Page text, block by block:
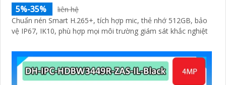
5%-35%
liên hệ
Chuẩn nén Smart H.265+, tích hợp mic, thẻ nhớ 512GB, bảo
vệ IP67, IK10, phù hợp mọi môi trường giám sát khắc nghiệt